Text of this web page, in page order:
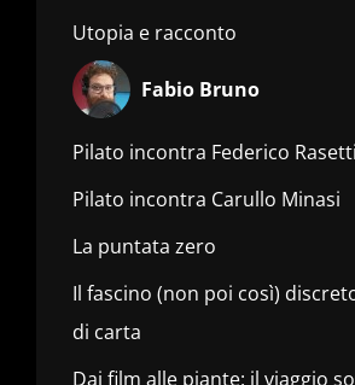
Utopia e racconto
Fabio Bruno
Pilato incontra Federico Rasetti
Pilato incontra Carullo Minasi
La puntata zero
Il fascino (non poi così)
di carta
Dai film alle piante: il viaggio